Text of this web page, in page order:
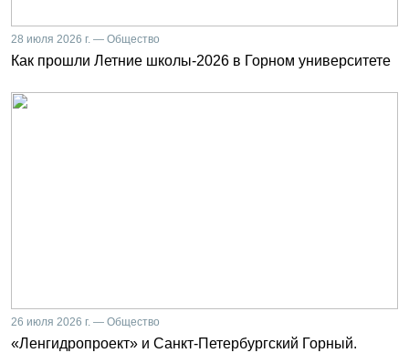
28 июля 2026 г. — Общество
Как прошли Летние школы-2026 в Горном университете
26 июля 2026 г. — Общество
«Ленгидропроект» и Санкт-Петербургский Горный.